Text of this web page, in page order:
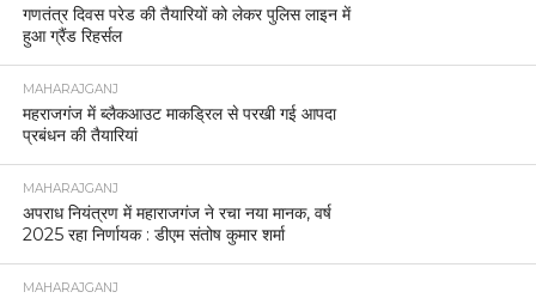
गणतंत्र दिवस परेड की तैयारियों को लेकर पुलिस लाइन में
हुआ ग्रैंड रिहर्सल
MAHARAJGANJ
महराजगंज में ब्लैकआउट माकड्रिल से परखी गई आपदा
प्रबंधन की तैयारियां
MAHARAJGANJ
अपराध नियंत्रण में महाराजगंज ने रचा नया मानक, वर्ष
2025 रहा निर्णायक : डीएम संतोष कुमार शर्मा
MAHARAJGANJ